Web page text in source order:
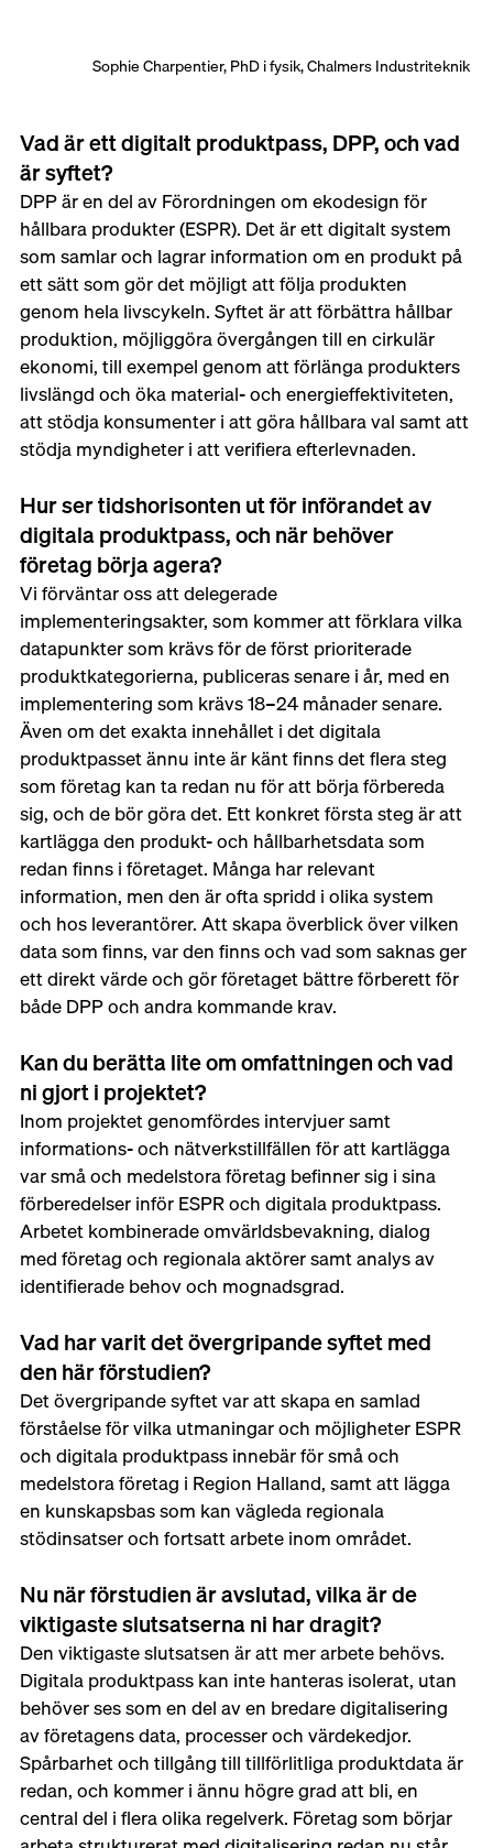
Sophie Charpentier, PhD i fysik, Chalmers Industriteknik
Vad är ett digitalt produktpass, DPP, och vad
är syftet?
DPP är en del av Förordningen om ekodesign för
hållbara produkter (ESPR). Det är ett digitalt system
som samlar och lagrar information om en produkt på
ett sätt som gör det möjligt att följa produkten
genom hela livscykeln. Syftet är att förbättra hållbar
produktion, möjliggöra övergången till en cirkulär
ekonomi, till exempel genom att förlänga produkters
livslängd och öka material- och energieffektiviteten,
att stödja konsumenter i att göra hållbara val samt att
stödja myndigheter i att verifiera efterlevnaden.
Hur ser tidshorisonten ut för införandet av
digitala produktpass, och när behöver
företag börja agera?
Vi förväntar oss att delegerade
implementeringsakter, som kommer att förklara vilka
datapunkter som krävs för de först prioriterade
produktkategorierna, publiceras senare i år, med en
implementering som krävs 18–24 månader senare.
Även om det exakta innehållet i det digitala
produktpasset ännu inte är känt finns det flera steg
som företag kan ta redan nu för att börja förbereda
sig, och de bör göra det. Ett konkret första steg är att
kartlägga den produkt- och hållbarhetsdata som
redan finns i företaget. Många har relevant
information, men den är ofta spridd i olika system
och hos leverantörer. Att skapa överblick över vilken
data som finns, var den finns och vad som saknas ger
ett direkt värde och gör företaget bättre förberett för
både DPP och andra kommande krav.
Kan du berätta lite om omfattningen och vad
ni gjort i projektet?
Inom projektet genomfördes intervjuer samt
informations- och nätverkstillfällen för att kartlägga
var små och medelstora företag befinner sig i sina
förberedelser inför ESPR och digitala produktpass.
Arbetet kombinerade omvärldsbevakning, dialog
med företag och regionala aktörer samt analys av
identifierade behov och mognadsgrad.
Vad har varit det övergripande syftet med
den här förstudien?
Det övergripande syftet var att skapa en samlad
förståelse för vilka utmaningar och möjligheter ESPR
och digitala produktpass innebär för små och
medelstora företag i Region Halland, samt att lägga
en kunskapsbas som kan vägleda regionala
stödinsatser och fortsatt arbete inom området.
Nu när förstudien är avslutad, vilka är de
viktigaste slutsatserna ni har dragit?
Den viktigaste slutsatsen är att mer arbete behövs.
Digitala produktpass kan inte hanteras isolerat, utan
behöver ses som en del av en bredare digitalisering
av företagens data, processer och värdekedjor.
Spårbarhet och tillgång till tillförlitliga produktdata är
redan, och kommer i ännu högre grad att bli, en
central del i flera olika regelverk. Företag som börjar